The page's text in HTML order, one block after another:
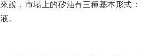
說，市場上的矽油有三種基本形式：
。